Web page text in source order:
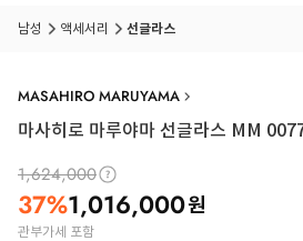
남성 액세서리 선글라스
MASAHIRO MARUYAMA
마사히로 마루야마 선글라스 MM
1,624,000
37%1,016,000원
관부가세 포함